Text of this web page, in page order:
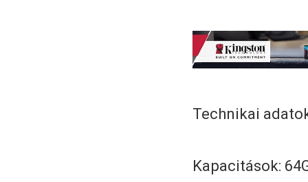
Technikai
Kapacitások: